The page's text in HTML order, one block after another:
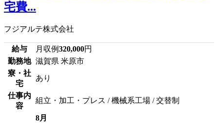
宅費...
フジアルテ株式会社
給与 月収例320,000円
勤務地 滋賀県 米原市
寮・社
宅
あり
仕事内
容
組立・加工・プレス / 機械系工場 / 交替制
8月